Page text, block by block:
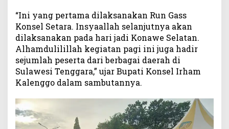
“Ini yang pertama dilaksanakan Run Gass
Konsel Setara. Insyaallah selanjutnya akan
dilaksanakan pada hari jadi Konawe Selatan.
Alhamdulilillah kegiatan pagi ini juga hadir
sejumlah peserta dari berbagai daerah di
Sulawesi Tenggara,” ujar Bupati Konsel Irham
Kalenggo dalam sambutannya.